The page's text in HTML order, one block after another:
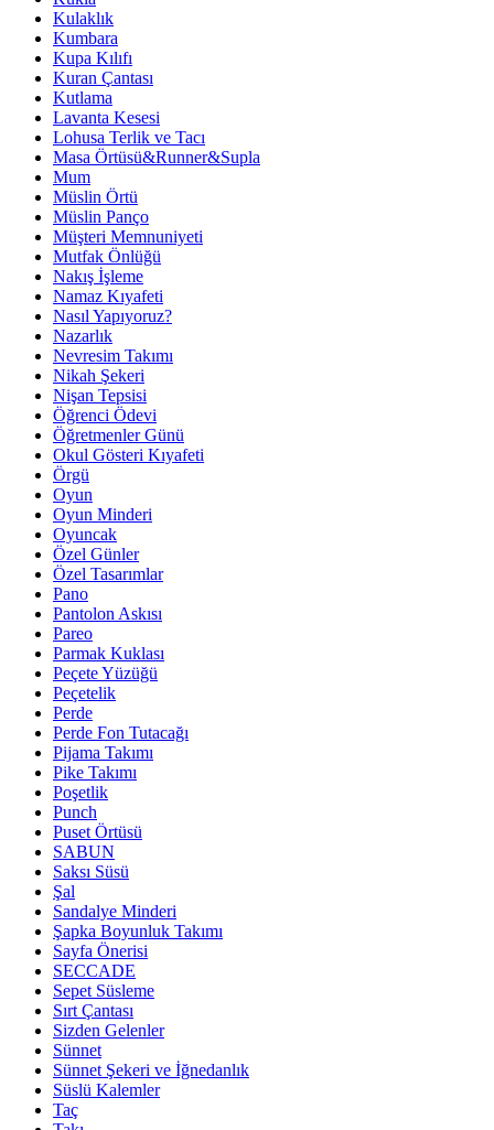
Kulaklık
Kumbara
Kupa Kılıfı
Kuran Çantası
Kutlama
Lavanta Kesesi
Lohusa Terlik ve Tacı
Masa Örtüsü&Runner&Supla
Mum
Müslin Örtü
Müslin Panço
Müşteri Memnuniyeti
Mutfak Önlüğü
Nakış İşleme
Namaz Kıyafeti
Nasıl Yapıyoruz?
Nazarlık
Nevresim Takımı
Nikah Şekeri
Nişan Tepsisi
Öğrenci Ödevi
Öğretmenler Günü
Okul Gösteri Kıyafeti
Örgü
Oyun
Oyun Minderi
Oyuncak
Özel Günler
Özel Tasarımlar
Pano
Pantolon Askısı
Pareo
Parmak Kuklası
Peçete Yüzüğü
Peçetelik
Perde
Perde Fon Tutacağı
Pijama Takımı
Pike Takımı
Poşetlik
Punch
Puset Örtüsü
SABUN
Saksı Süsü
Şal
Sandalye Minderi
Şapka Boyunluk Takımı
Sayfa Önerisi
SECCADE
Sepet Süsleme
Sırt Çantası
Sizden Gelenler
Sünnet
Sünnet Şekeri ve İğnedanlık
Süslü Kalemler
Taç